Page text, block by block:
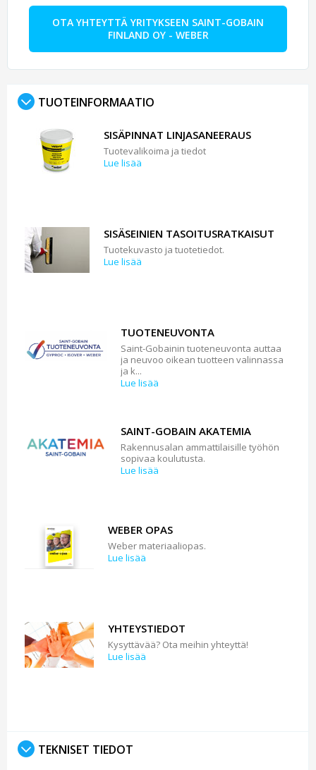
OTA YHTEYTTÄ YRITYKSEEN SAINT-GOBAIN
FINLAND OY - WEBER
TUOTEINFORMAATIO
SISÄPINNAT LINJASANEERAUS
Tuotevalikoima ja tiedot
Lue lisää
SISÄSEINIEN TASOITUSRATKAISUT
Tuotekuvasto ja tuotetiedot.
Lue lisää
TUOTENEUVONTA
Saint-Gobainin tuoteneuvonta auttaa
ja neuvoo oikean tuotteen valinnassa
ja k...
Lue lisää
SAINT-GOBAIN AKATEMIA
Rakennusalan ammattilaisille työhön
sopivaa koulutusta.
Lue lisää
WEBER OPAS
Weber materiaaliopas.
Lue lisää
YHTEYSTIEDOT
Kysyttävää? Ota meihin yhteyttä!
Lue lisää
TEKNISET TIEDOT